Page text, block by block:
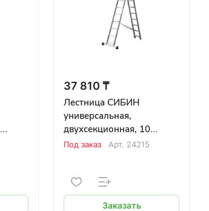
37 810 ₸
Лестница СИБИН
универсальная,
двухсекционная, 10
ступеней
Под заказ Арт. 24215
Заказать